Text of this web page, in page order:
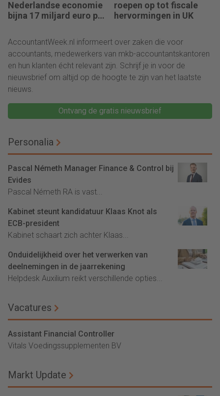
Nederlandse economie
bijna 17 miljard euro per
roepen op tot fiscale
hervormingen in UK
AccountantWeek.nl informeert over zaken die voor
accountants, medewerkers van mkb-accountantskantoren
en hun klanten écht relevant zijn. Schrijf je in voor de
nieuwsbrief om altijd op de hoogte te zijn van het laatste
nieuws.
Ontvang de gratis nieuwsbrief
Personalia
Pascal Németh Manager Finance & Control bij
Evides
Pascal Németh RA is vast...
Kabinet steunt kandidatuur Klaas Knot als
ECB-president
Kabinet schaart zich achter Klaas...
Onduidelijkheid over het verwerken van
deelnemingen in de jaarrekening
Helpdesk Auxilium reikt verschillende opties...
Vacatures
Assistant Financial Controller
Vitals Voedingssupplementen BV
Markt Update